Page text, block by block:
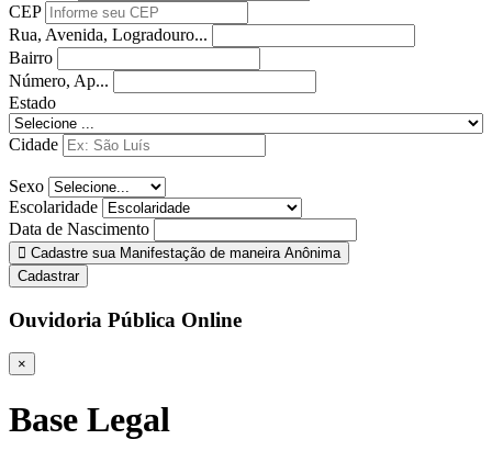
CEP
Rua, Avenida, Logradouro...
Bairro
Número, Ap...
Estado
Cidade
Sexo
Escolaridade
Data de Nascimento
Cadastre sua Manifestação de maneira Anônima
Cadastrar
Ouvidoria Pública Online
×
Base Legal